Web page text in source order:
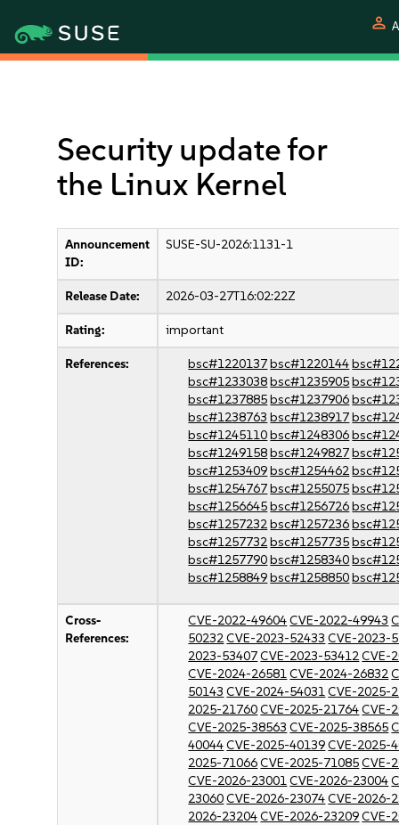
person
Security update for
the Linux Kernel
Announcement
ID:
SUSE-SU-2026:1131-1
Release Date: 2026-03-27T16:02:22Z
Rating: important
References: bsc#1220137bsc#1220144
bsc#1233038bsc#1235905
bsc#1237885bsc#1237906
bsc#1238763 bsc#1238917
bsc#1245110bsc#1248306
bsc#1249158bsc#1249827
bsc#1253409bsc#1254462
bsc#1254767bsc#1255075
bsc#1256645bsc#1256726
bsc#1257232bsc#1257236
bsc#1257732bsc#1257735
bsc#1257790bsc#1258340
bsc#1258849bsc#1258850
Cross-
References:
CVE-2022-49604CVE-2022-49943
50232CVE-2023-52433 CVE-2023-
2023-53407CVE-2023-53412CVE-
CVE-2024-26581CVE-2024-26832
50143 CVE-2024-54031CVE-2025-
2025-21760CVE-2025-21764CVE-
CVE-2025-38563 CVE-2025-38565
40044CVE-2025-40139CVE-2025-
2025-71066CVE-2025-71085CVE-
CVE-2026-23001CVE-2026-23004
23060CVE-2026-23074CVE-2026-
2026-23204CVE-2026-23209CVE-